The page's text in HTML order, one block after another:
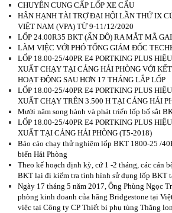
CHUYÊN CUNG CẤP LỐP XE CẨU
HÂN HẠNH TÀI TRỢ ĐẠI HỘI LẦN THỨ IX
VIỆT NAM (VPA) TỪ 9-11/12/2020
LỐP 24.00R35 BKT (ẤN ĐỘ) RA MẮT MÃ
LÀM VIỆC VỚI PHÓ TỔNG GIÁM ĐỐC
LỐP 18.00-25/40PR E4 PORTKING PLUS
XUẤT CHẠY TẠI CẢNG HẢI PHÒNG VỚI
HOẠT ĐỘNG SAU HƠN 17 THÁNG LẮP LỐP
LỐP 18.00-25/40PR E4 PORTKING PLUS
XUẤT CHẠY TRÊN 3.500 H TẠI CẢNG HẢI
Mười năm song hành và phát triển lốp bố sắt
LỐP 18.00-25/40PR E4 PORTKING PLUS
XUẤT TẠI CẢNG HẢI PHÒNG (T5-2018)
Báo cáo chạy thử nghiệm lốp BKT 1800-25 /
biển Hải Phòng
Theo kế hoạch định kỳ, cứ 1 -2 tháng, các cán
BKT lại đi kiểm tra tình hình sử dụng lốp BKT
Ngày 17 tháng 5 năm 2017, Ông Phùng Ngọc
phòng kinh doanh của hãng Bridgestone tại
việc tại Công ty CP Thiết bị phụ tùng Thăng